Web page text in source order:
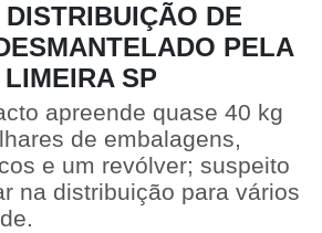
DE
PELA
SP
apreende quase 40 kg
de embalagens,
e um revólver; suspeito
na distribuição para vários